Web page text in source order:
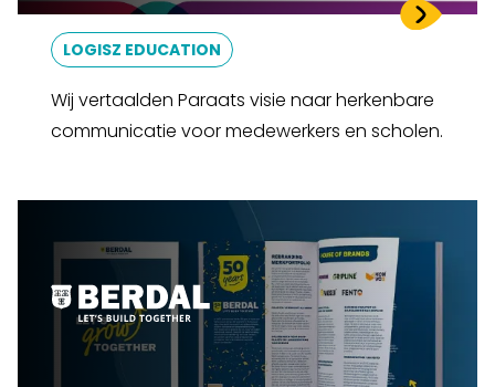
LOGISZ EDUCATION
Wij vertaalden Paraats visie naar herkenbare
communicatie voor medewerkers en scholen.